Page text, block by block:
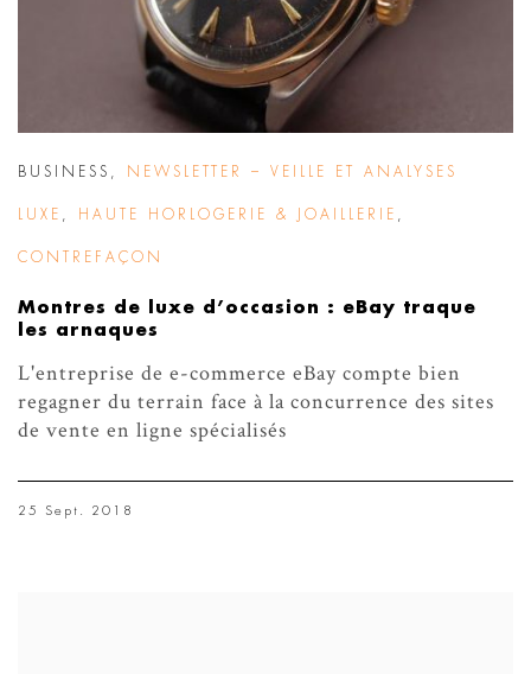
BUSINESS NEWSLETTER – VEILLE ET ANALYSES
LUXE HAUTE HORLOGERIE & JOAILLERIE
CONTREFAÇON
Montres de luxe d’occasion : eBay traque
les arnaques
L'entreprise de e-commerce eBay compte bien
regagner du terrain face à la concurrence des sites
de vente en ligne spécialisés
25 Sept. 2018